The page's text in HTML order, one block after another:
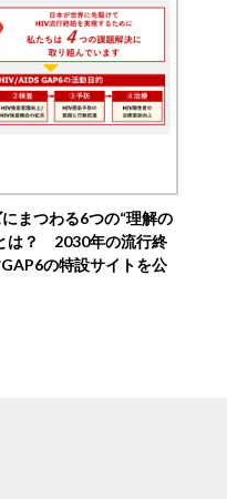
まつわる6つの“理解の
は？ 2030年の流行終
の特設サイトを公